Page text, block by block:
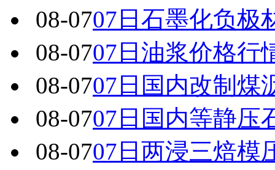
08-0707日石墨化负极
08-0707日油浆价格行
08-0707日国内改制煤
08-0707日国内 等静压
08-0707日两浸三焙模